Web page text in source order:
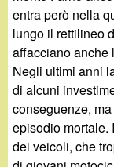
.
i
t
entra però nella
lungo il rettilineo
affacciano anche
Negli ultimi anni
di alcuni
conseguenze,
episodio mortale.
dei veicoli, che